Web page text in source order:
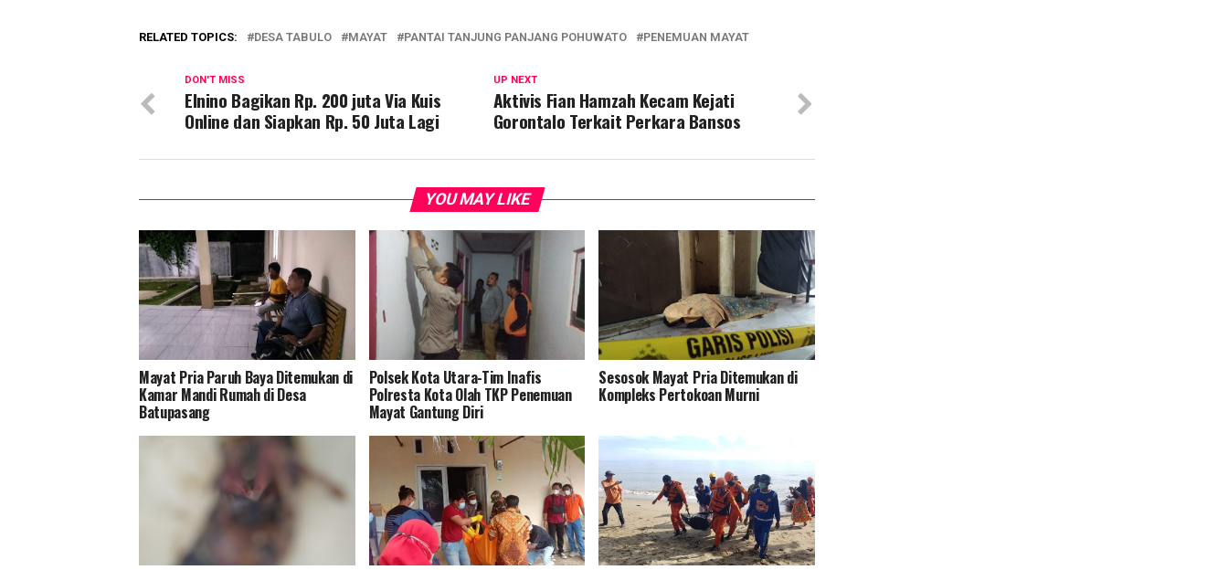
RELATED TOPICS: DESA TABULO MAYAT PANTAI TANJUNG PANJANG POHUWATO PENEMUAN MAYAT
UP NEXT
Aktivis Fian Hamzah Kecam Kejati
Gorontalo Terkait Perkara Bansos
DON'T MISS
Elnino Bagikan Rp. 200 juta Via Kuis
Online dan Siapkan Rp. 50 Juta Lagi
YOU MAY LIKE
Mayat Pria Paruh Baya Ditemukan di
Kamar Mandi Rumah di Desa
Batupasang
Polsek Kota Utara-Tim Inafis
Polresta Kota Olah TKP Penemuan
Mayat Gantung Diri
Sesosok Mayat Pria Ditemukan di
Kompleks Pertokoan Murni